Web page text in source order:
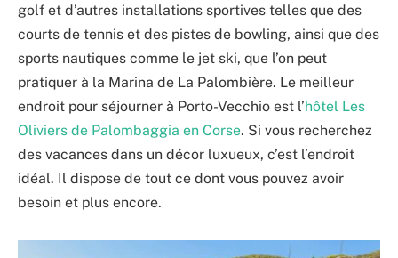
golf et d’autres installations sportives telles que des
courts de tennis et des pistes de bowling, ainsi que des
sports nautiques comme le jet ski, que l’on peut
pratiquer à la Marina de La Palombière. Le meilleur
endroit pour séjourner à Porto-Vecchio est l’hôtel Les
Oliviers de Palombaggia en Corse. Si vous recherchez
des vacances dans un décor luxueux, c’est l’endroit
idéal. Il dispose de tout ce dont vous pouvez avoir
besoin et plus encore.